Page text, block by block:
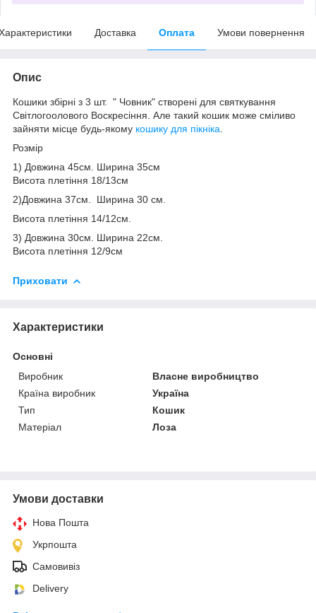
Доставка Оплата Умови повернення
Опис
Кошики збірні з 3 шт. " Човник" створені для святкування
Світлогоолового Воскресіння. Але такий кошик може сміливо
зайняти місце будь-якому кошику для пікніка
Розмір
1) Довжина 45см. Ширина 35см
Висота плетіння 18/13см
2)Довжина 37см. Ширина 30 см.
Висота плетіння 14/12см.
3) Довжина 30см. Ширина 22см.
Висота плетіння 12/9см
Приховати
Характеристики
Основні
Виробник
Власне виробництво
Країна виробник
Україна
Тип
Кошик
Матеріал
Лоза
Умови доставки
Нова Пошта
Укрпошта
Самовивіз
Delivery